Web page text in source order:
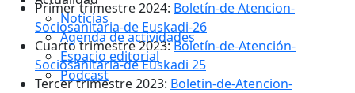
Noticias
Agenda de actividades
Espacio editorial
Podcast
Primer trimestre 2024: Boletín-de Atencion-
Sociosanitaria-de Euskadi-26
Cuarto trimestre 2023:Boletín-de-Atención-
Sociosanitaria-de Euskadi 25
Tercer trimestre 2023: Boletin-de-Atencion-